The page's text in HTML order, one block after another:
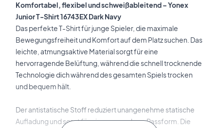
Komfortabel, flexibel und schweißableitend – Yonex
Junior T-Shirt 16743EX Dark Navy
Das perfekte T-Shirt für junge Spieler, die maximale
Bewegungsfreiheit und Komfort auf dem Platz suchen. Das
leichte, atmungsaktive Material sorgt für eine
hervorragende Belüftung, während die schnell trocknende
Technologie dich während des gesamten Spiels trocken
und bequem hält.
Der antistatische Stoff reduziert unangenehme statische
Aufladung und sorgt für eine angenehme Passform. Die